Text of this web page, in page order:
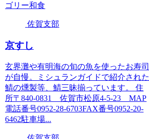
ゴリー和食
佐賀支部
京すし
玄界灘や有明海の旬の魚を使ったお寿司
が自慢。ミシュランガイドで紹介された
鯖の燻製等、鯖三昧揃っています。 住
所〒840-0831 佐賀市松原4-5-23 MAP
電話番号0952-28-6703FAX番号0952-20-
6462駐車場...